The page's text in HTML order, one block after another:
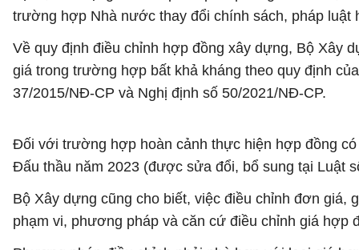
trường hợp Nhà nước thay đổi chính sách, pháp
Về quy định điều chỉnh hợp đồng xây dựng, Bộ Xây
giá trong trường hợp bất khả kháng theo quy định
37/2015/NĐ-CP và Nghị định số 50/2021/NĐ-CP.
Đối với trường hợp hoàn cảnh thực hiện hợp đồng
Đấu thầu năm 2023 (được sửa đổi, bổ sung tại Luật
Bộ Xây dựng cũng cho biết, việc điều chỉnh đơn
phạm vi, phương pháp và căn cứ điều chỉnh giá hợp